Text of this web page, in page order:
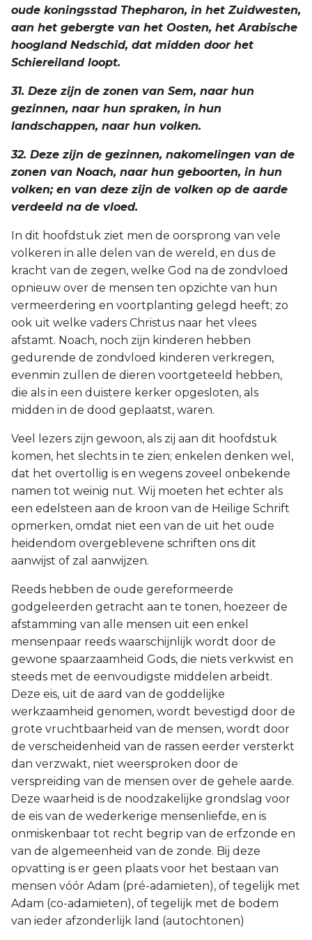
oude koningsstad Thepharon, in het Zuidwesten,
aan het gebergte van het Oosten, het Arabische
hoogland Nedschid, dat midden door het
Schiereiland loopt.
31. Deze zijn de zonen van Sem, naar hun
gezinnen, naar hun spraken, in hun
landschappen, naar hun volken.
32. Deze zijn de gezinnen, nakomelingen van de
zonen van Noach, naar hun geboorten, in hun
volken; en van deze zijn de volken op de aarde
verdeeld na de vloed.
In dit hoofdstuk ziet men de oorsprong van vele
volkeren in alle delen van de wereld, en dus de
kracht van de zegen, welke God na de zondvloed
opnieuw over de mensen ten opzichte van hun
vermeerdering en voortplanting gelegd heeft; zo
ook uit welke vaders Christus naar het vlees
afstamt. Noach, noch zijn kinderen hebben
gedurende de zondvloed kinderen verkregen,
evenmin zullen de dieren voortgeteeld hebben,
die als in een duistere kerker opgesloten, als
midden in de dood geplaatst, waren.
Veel lezers zijn gewoon, als zij aan dit hoofdstuk
komen, het slechts in te zien; enkelen denken wel,
dat het overtollig is en wegens zoveel onbekende
namen tot weinig nut. Wij moeten het echter als
een edelsteen aan de kroon van de Heilige Schrift
opmerken, omdat niet een van de uit het oude
heidendom overgeblevene schriften ons dit
aanwijst of zal aanwijzen.
Reeds hebben de oude gereformeerde
godgeleerden getracht aan te tonen, hoezeer de
afstamming van alle mensen uit een enkel
mensenpaar reeds waarschijnlijk wordt door de
gewone spaarzaamheid Gods, die niets verkwist en
steeds met de eenvoudigste middelen arbeidt.
Deze eis, uit de aard van de goddelijke
werkzaamheid genomen, wordt bevestigd door de
grote vruchtbaarheid van de mensen, wordt door
de verscheidenheid van de rassen eerder versterkt
dan verzwakt, niet weersproken door de
verspreiding van de mensen over de gehele aarde.
Deze waarheid is de noodzakelijke grondslag voor
de eis van de wederkerige mensenliefde, en is
onmiskenbaar tot recht begrip van de erfzonde en
van de algemeenheid van de zonde. Bij deze
opvatting is er geen plaats voor het bestaan van
mensen vóór Adam (pré-adamieten), of tegelijk met
Adam (co-adamieten), of tegelijk met de bodem
van ieder afzonderlijk land (autochtonen)